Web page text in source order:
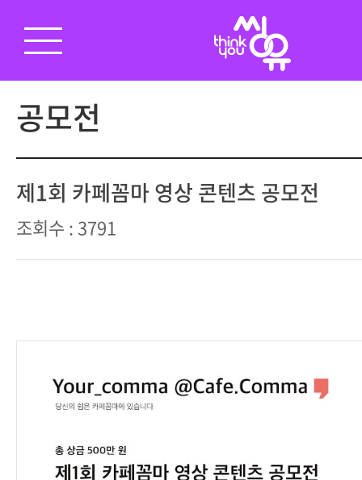
공모전
제1회 카페꼼마 영상 콘텐츠 공모전
조회수 : 3791